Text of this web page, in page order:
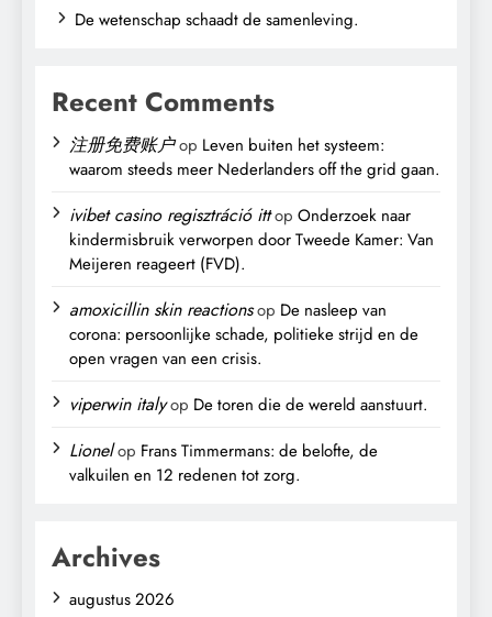
De wetenschap schaadt de samenleving.
Recent Comments
注册免费账户op Leven buiten het systeem:
waarom steeds meer Nederlanders off the grid gaan.
ivibet casino regisztráció ittop Onderzoek naar
kindermisbruik verworpen door Tweede Kamer: Van
Meijeren reageert (FVD).
amoxicillin skin reactionsop De nasleep van
corona: persoonlijke schade, politieke strijd en de
open vragen van een crisis.
viperwin italyop De toren die de wereld aanstuurt.
Lionelop Frans Timmermans: de belofte, de
valkuilen en 12 redenen tot zorg.
Archives
augustus 2026